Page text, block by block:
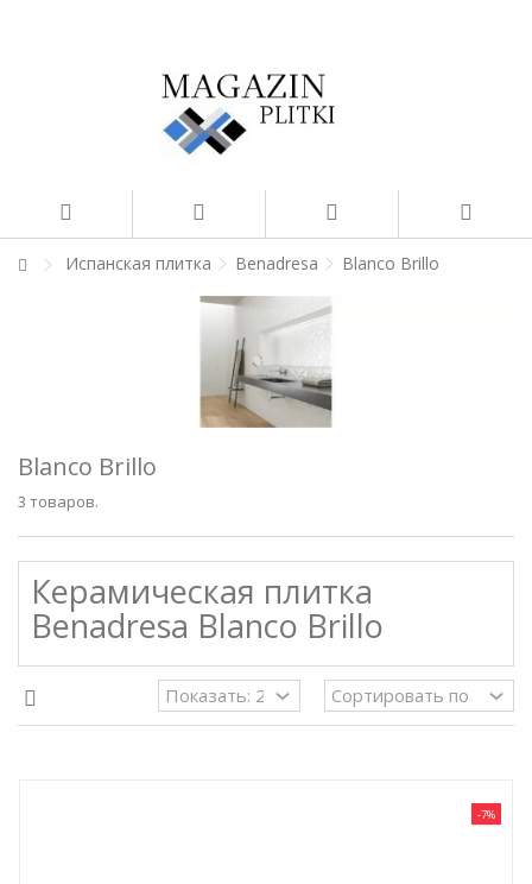
Испанская плитка Benadresa Blanco Brillo
Blanco Brillo
3 товаров.
Керамическая плитка
Benadresa Blanco Brillo
-7%